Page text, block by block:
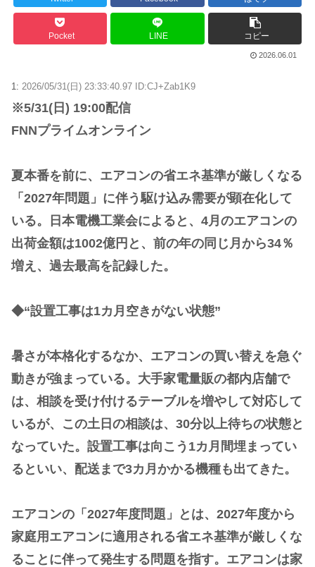
Pocket LINE コピー
2026.06.01
1: 2026/05/31(日) 23:33:40.97 ID:CJ+Zab1K9
※5/31(日) 19:00配信
FNNプライムオンライン
夏本番を前に、エアコンの省エネ基準が厳しくなる
「2027年問題」に伴う駆け込み需要が顕在化して
いる。日本電機工業会によると、4月のエアコンの
出荷金額は1002億円と、前の年の同じ月から34％
増え、過去最高を記録した。
◆“設置工事は1カ月空きがない状態”
暑さが本格化するなか、エアコンの買い替えを急ぐ
動きが強まっている。大手家電量販の都内店舗で
は、相談を受け付けるテーブルを増やして対応して
いるが、この土日の相談は、30分以上待ちの状態と
なっていた。設置工事は向こう1カ月間埋まってい
るといい、配送まで3カ月かかる機種も出てきた。
エアコンの「2027年度問題」とは、2027年度から
家庭用エアコンに適用される省エネ基準が厳しくな
ることに伴って発生する問題を指す。エアコンは家